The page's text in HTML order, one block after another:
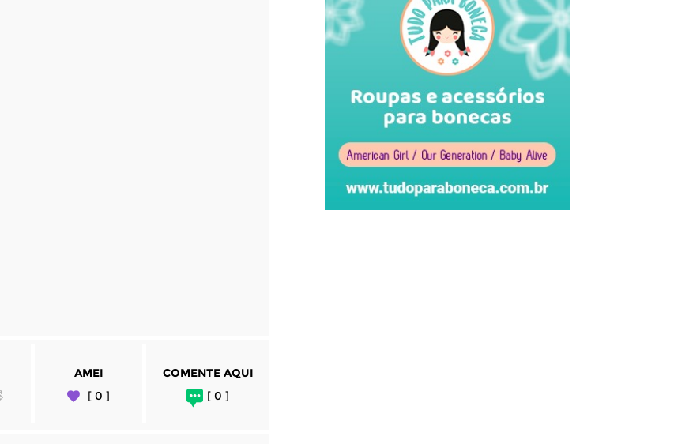
AMEI
[ 0 ]
COMENTE AQUI
[ 0 ]